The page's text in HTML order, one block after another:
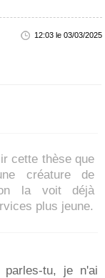
12:03 le 03/03/2025
cette thèse que
créature de
la voit déjà
plus jeune.
tu, je n'ai